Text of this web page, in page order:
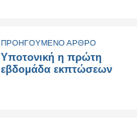
ΠΡΟΗΓΟΥΜΕΝΟ ΑΡΘΡΟ
Υποτονική η πρώτη
εβδομάδα εκπτώσεων